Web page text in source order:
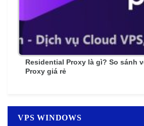
Residential Proxy là gì? So sánh
Proxy giá rẻ
VPS WINDOWS